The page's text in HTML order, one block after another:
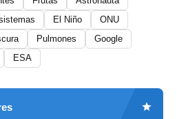
El Niño
ONU
Pulmones
Google
ESA